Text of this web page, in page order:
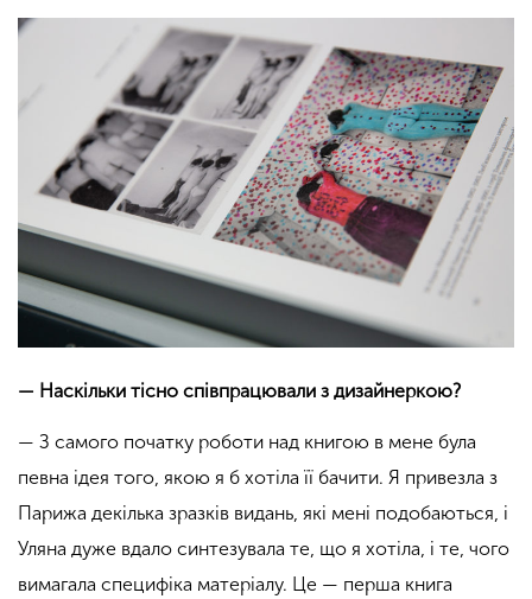
— Наскільки тісно співпрацювали з дизайнеркою?
— З самого початку роботи над книгою в мене була
певна ідея того, якою я б хотіла її бачити. Я привезла з
Парижа декілька зразків видань, які мені подобаються, і
Уляна дуже вдало синтезувала те, що я хотіла, і те, чого
вимагала специфіка матеріалу. Це — перша книга